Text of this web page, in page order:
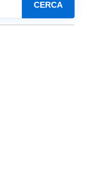
CERCA